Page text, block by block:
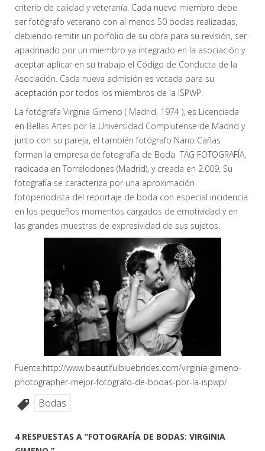
criterio de calidad y veteranía. Cada nuevo miembro debe
ser fotógrafo veterano con al menos 50 bodas realizadas,
debiendo remitir un porfolio de su obra para su revisión, ser
apadrinado por un miembro ya integrado en la asociación y
aceptar aplicar en su trabajo el Código de Conducta de la
Asociación. Cada nueva admisión es votada para su
aceptación por todos los miembros de la ISPWP.
La fotógrafa Virginia Gimeno ( Madrid, 1974 ), es Licenciada
en Bellas Artes por la Universidad Complutense de Madrid y
junto con su pareja, el también fotógrafo Nano Cañas
forman la empresa de fotografía de Boda TAG FOTOGRAFÍA,
radicada en Torrelodones (Madrid), y creada en 2.009. Su
fotografía se caracteriza por una aproximación
fotoperiodista del reportaje de boda con especial incidencia
en los pequeños momentos cargados de emotividad y en
las grandes muestras de expresividad de sus sujetos.
Fuente:http://www.beautifulbluebrides.com/virginia-gimeno-
photographer-mejor-fotografo-de-bodas-por-la-ispwp/
Bodas
4 RESPUESTAS A “FOTOGRAFÍA DE BODAS: VIRGINIA